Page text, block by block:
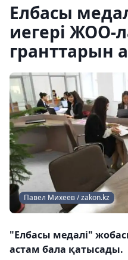
Елбасы
иегері ЖОО-
гранттарын
Павел Михеев / zakon.kz
"Елбасы медалі"
астам бала қатысады.